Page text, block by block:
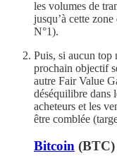
les volumes de
jusqu’à cette
N°1).
Puis, si aucun top
prochain objectif
autre Fair Value
déséquilibre dans
acheteurs et les
être comblée
Bitcoin (BTC)